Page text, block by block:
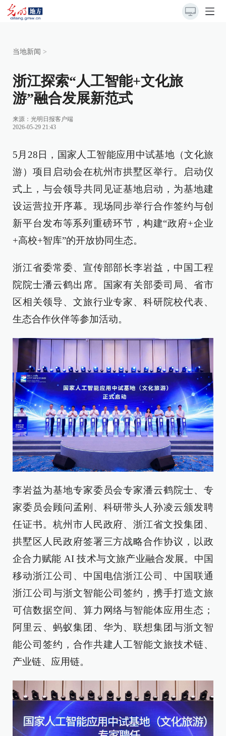
当地新闻 >
浙江探索“人工智能+文化旅
游”融合发展新范式
来源： 光明日报客户端
2026-05-29 21:43
5月28日，国家人工智能应用中试基地（文化旅
游）项目启动会在杭州市拱墅区举行。启动仪
式上，与会领导共同见证基地启动，为基地建
设运营拉开序幕。现场同步举行合作签约与创
新平台发布等系列重磅环节，构建“政府+企业
+高校+智库”的开放协同生态。
浙江省委常委、宣传部部长李岩益，中国工程
院院士潘云鹤出席。国家有关部委司局、省市
区相关领导、文旅行业专家、科研院校代表、
生态合作伙伴等参加活动。
李岩益为基地专家委员会专家潘云鹤院士、专
家委员会顾问孟刚、科研带头人孙凌云颁发聘
任证书。杭州市人民政府、浙江省文投集团、
拱墅区人民政府签署三方战略合作协议，以政
企合力赋能 AI 技术与文旅产业融合发展。中国
移动浙江公司、中国电信浙江公司、中国联通
浙江公司与浙文智能公司签约，携手打造文旅
可信数据空间、算力网络与智能体应用生态；
阿里云、蚂蚁集团、华为、联想集团与浙文智
能公司签约，合作共建人工智能文旅技术链、
产业链、应用链。